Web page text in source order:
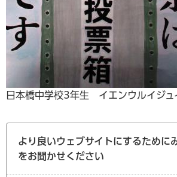
日本橋中学校3年生 イエンウルイジュ
より良いウェブサイトにするために
をお聞かせください